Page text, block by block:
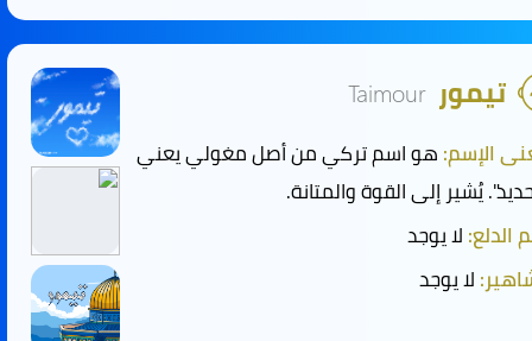
تيمور Taimour
الإسم:هو اسم تركي من أصل مغولي يعني
يُشير إلى القوة والمتانة.
الدلع:لا يوجد
لا يوجد